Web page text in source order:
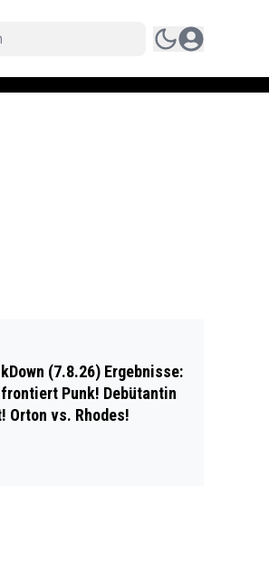
(7.8.26) Ergebnisse:
Punk! Debütantin
Orton vs. Rhodes!